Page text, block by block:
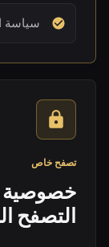
سياسة
تصفح خاص
خصوصية
التصفح